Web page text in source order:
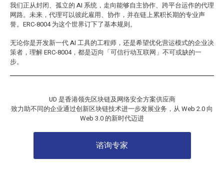
我们正从封闭、孤立的 AI 系统，走向能够自主协作、跨平台运作的代理
网路。未来，代理可以彼此雇用、协作，并在链上累积长期的专业声
誉。ERC-8004 为这个世界订下了基本规则。
无论你是开发新一代 AI 工具的工程师，还是希望优化营运模式的企业决
策者，理解 ERC-8004，都是迈向「可信行动互联网」不可或缺的一
步。
UD 是香港领先区块链及网络安全方案供应商
致力助不同的企业通过创新区块链技术进一步发展业务，从 Web 2.0 向
Web 3.0 的新时代迈进
谘询专家